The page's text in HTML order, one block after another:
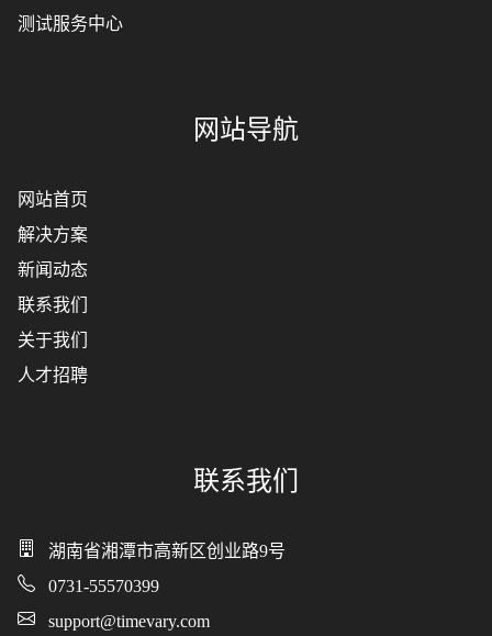
测试服务中心
网站导航
网站首页
解决方案
新闻动态
联系我们
关于我们
人才招聘
联系我们
湖南省湘潭市高新区创业路9号
0731-55570399
support@timevary.com